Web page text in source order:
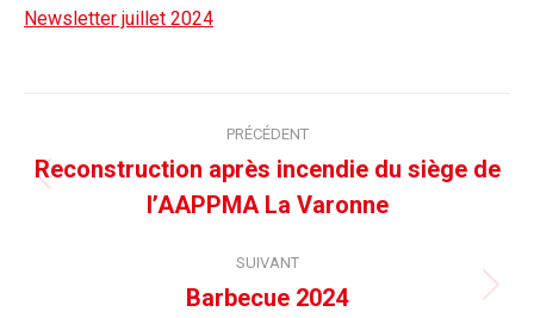
Newsletter juillet 2024
article
PRÉCÉDENT
précédent
Reconstruction après incendie du siège de
l’AAPPMA La Varonne
SUIVANT
Article
Barbecue 2024